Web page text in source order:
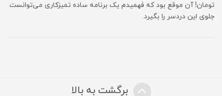
تومان! آن موقع بود که فهمیدم یک برنامه ساده تمیزکاری می‌توانست
جلوی این دردسر را بگیرد.
برگشت به بالا